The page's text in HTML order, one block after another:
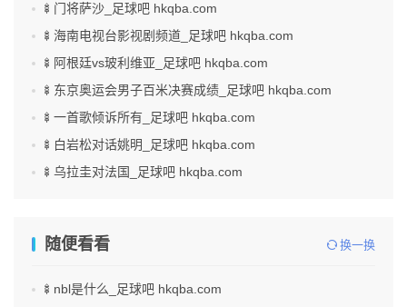
🍢门将萨沙_足球吧 hkqba.com
🍢海南电视台影视剧频道_足球吧 hkqba.com
🍢阿根廷vs玻利维亚_足球吧 hkqba.com
🍢东京奥运会男子百米决赛成绩_足球吧 hkqba.com
🍢一首歌倾诉所有_足球吧 hkqba.com
🍢白岩松对话姚明_足球吧 hkqba.com
🍢乌拉圭对法国_足球吧 hkqba.com
随便看看 换一换
🍢nbl是什么_足球吧 hkqba.com